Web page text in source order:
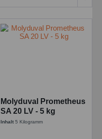
Molyduval Prometheus
SA 20 LV - 5 kg
Inhalt5 Kilogramm